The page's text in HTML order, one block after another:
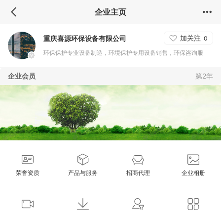
企业主页
重庆喜源环保设备有限公司 加关注 0
环保保护专业设备制造，环境保护专用设备销售，环保咨询服
企业会员 第2年
荣誉资质 产品与服务 招商代理 企业相册